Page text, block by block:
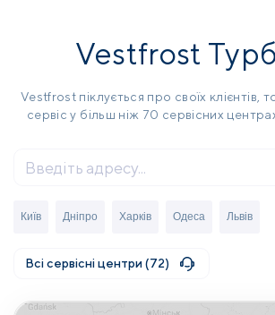
Vestfrost
Vestfrost піклується про своїх клієнтів,
сервіс у більш ніж 70 сервісних центрах
Київ Дніпро Харків Одеса Львів
Всі сервісні центри (72)